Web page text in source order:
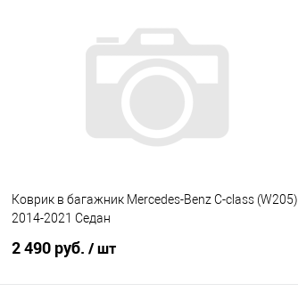
Купить в 1 клик
Сравнение
Под заказ
Коврик в багажник Mercedes-Benz C-class (W205)
2014-2021 Седан
2 490 руб. / шт